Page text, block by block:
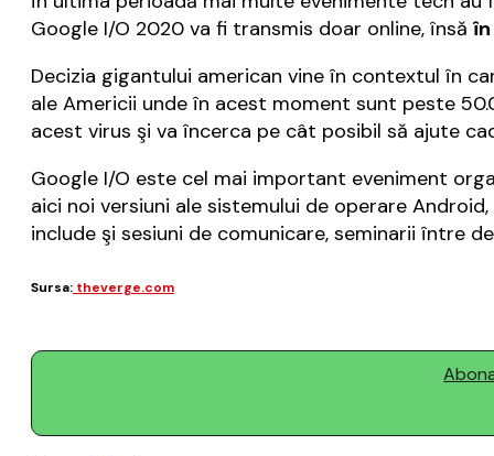
Google I/O 2020 va fi transmis doar online, însă
Decizia gigantului american vine în contextul în
ale Americii unde în acest moment sunt peste
acest virus şi va încerca pe cât posibil să ajute
Google I/O este cel mai important eveniment
aici noi versiuni ale sistemului de operare
include şi sesiuni de comunicare, seminarii între
Sursa: theverge.com